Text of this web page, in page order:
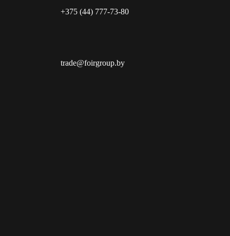
+375 (44) 777-73-80
trade@foirgroup.by